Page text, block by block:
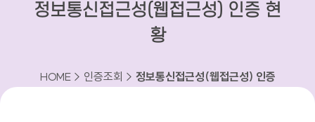
정보통신접근성(웹접근성) 인증 현
황
HOME > 인증조회 > 정보통신접근성(웹접근성) 인증